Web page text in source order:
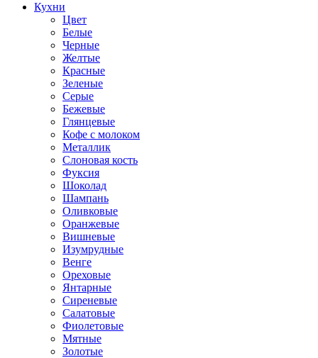
Кухни
Цвет
Белые
Черные
Желтые
Красные
Зеленые
Серые
Бежевые
Глянцевые
Кофе с молоком
Металлик
Слоновая кость
Фуксия
Шоколад
Шампань
Оливковые
Оранжевые
Вишневые
Изумрудные
Венге
Ореховые
Янтарные
Сиреневые
Салатовые
Фиолетовые
Мятные
Золотые